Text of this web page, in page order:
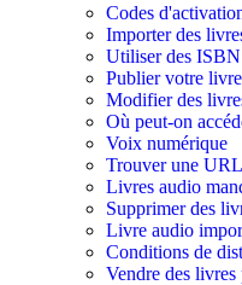
Codes
Importer des
Utiliser des
Publier votre livre
Modifier des
Où peut-on
Voix numérique
Trouver une
Livres audio
Supprimer des
Livre audio
Conditions de
Vendre des